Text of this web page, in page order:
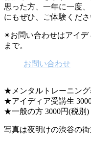
思った方、一年に一度
にもぜひ、ご体験くださ
✴︎お問い合わせはアイデ
まで。
お問い合わせ
★メンタルトレーニン
★アイディア受講生
★一般の方 3000円(税別)
写真は夜明けの渋谷の